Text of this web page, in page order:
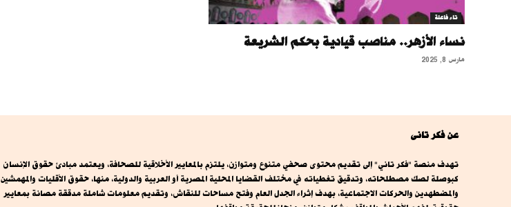
تاء فاعلة
نساء الأزهر.. مناصب قيادية بحكم الشريعة
مارس 8, 2025
عن فكر تانى
تهدف منصة "فكر تاني" إلى تقديم محتوى صحفي متنوع ومتوازن، يلتزم بالمعايير الأخلاقية للصحافة، ويعتمد مبادئ حقوق الإنسان
كبوصلة لصك مصطلحاته، وتدقيق تغطياته في مختلف القضايا المحلية المصرية أو العربية والدولية، منها، حقوق الأقليات والمهمشين
والمضطهدين والحركات الاجتماعية، بهدف إثراء الجدل العام وفتح مساحات للنقاش، وتقديم معلومات شاملة مدققة مصانة بمعايير